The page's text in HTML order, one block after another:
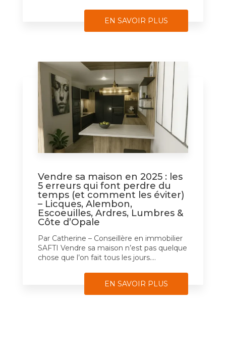
EN SAVOIR PLUS
Vendre sa maison en 2025 : les
5 erreurs qui font perdre du
temps (et comment les éviter)
– Licques, Alembon,
Escoeuilles, Ardres, Lumbres &
Côte d’Opale
Par Catherine – Conseillère en immobilier
SAFTI Vendre sa maison n’est pas quelque
chose que l’on fait tous les jours....
EN SAVOIR PLUS